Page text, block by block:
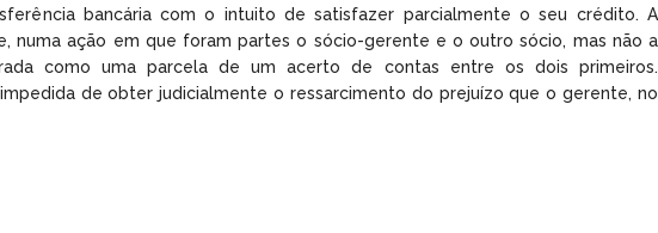
bancária com o intuito de satisfazer parcialmente o seu crédito. A
ação em que foram partes o sócio-gerente e o outro sócio, mas não a
como uma parcela de um acerto de contas entre os dois primeiros.
de obter judicialmente o ressarcimento do prejuízo que o gerente, no